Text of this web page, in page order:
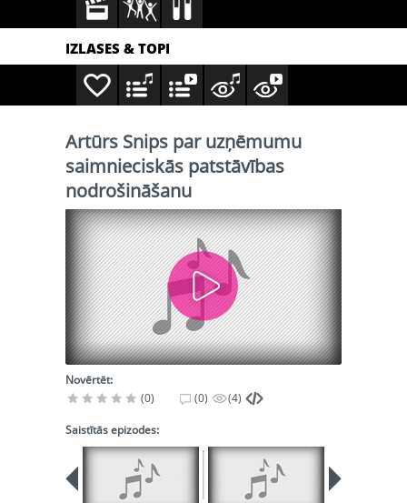
IZLASES & TOPI
Artūrs Snips par uzņēmumu
saimnieciskās patstāvības
nodrošināšanu
Novērtēt:
(0)
(0) (4)
Saistītās epizodes: